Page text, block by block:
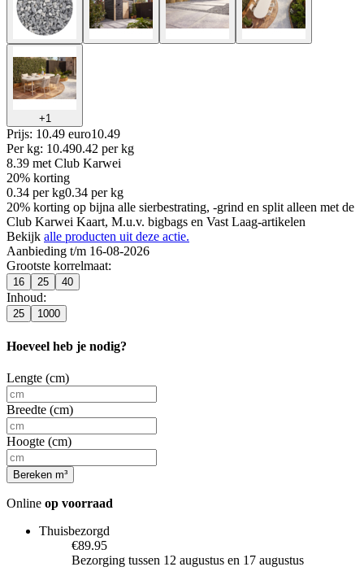
+1
Prijs: 10.49 euro10.49
Per kg: 10.490.42 per kg
8.39 met Club Karwei
20% korting
0.34 per kg0.34 per kg
20% korting op bijna alle sierbestrating, -grind en split alleen met de
Club Karwei Kaart, M.u.v. bigbags en Vast Laag-artikelen
Bekijk alle producten uit deze actie.
Aanbieding t/m 16-08-2026
Grootste korrelmaat:
16 25 40
Inhoud:
25 1000
Hoeveel heb je nodig?
Lengte (cm)
Breedte (cm)
Hoogte (cm)
Bereken m³
Online op voorraad
Thuisbezorgd
€89.95
Bezorging tussen 12 augustus en 17 augustus